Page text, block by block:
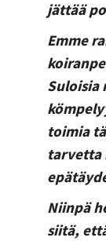
jättää
Emme
Suloisia
toimia
tarvetta
Niinpä
siitä,